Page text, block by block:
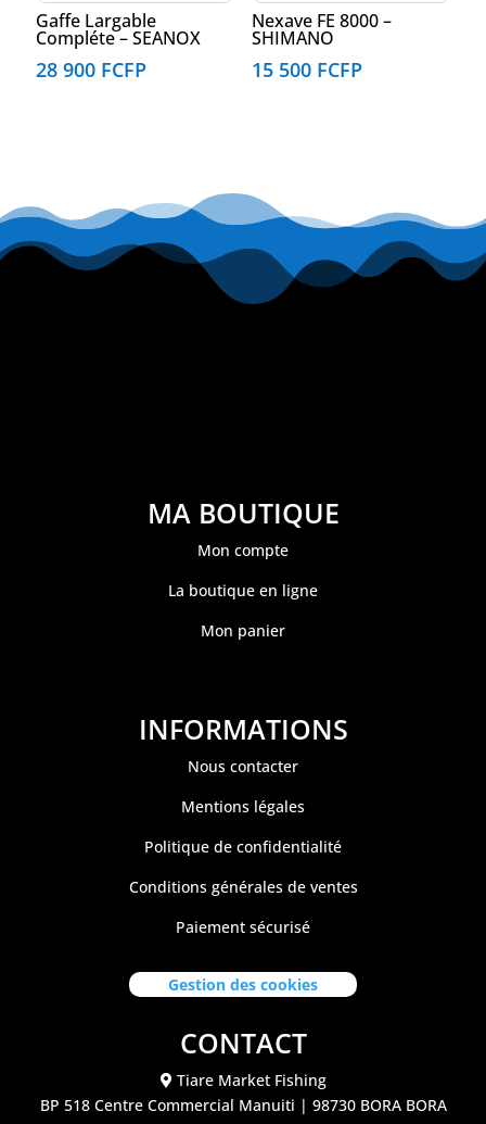
Gaffe Largable
Compléte – SEANOX
28 900 FCFP
Nexave FE 8000 –
SHIMANO
15 500 FCFP
MA BOUTIQUE
Mon compte
La boutique en ligne
Mon panier
INFORMATIONS
Nous contacter
Mentions légales
Politique de confidentialité
Conditions générales de ventes
Paiement sécurisé
Gestion des cookies
CONTACT
Tiare Market Fishing
BP 518 Centre Commercial Manuiti | 98730 BORA BORA